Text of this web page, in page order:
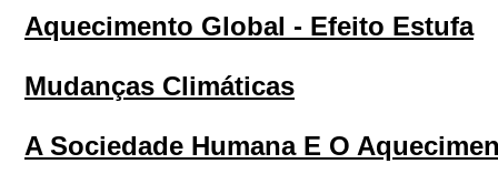
Aquecimento Global - Efeito Estufa
Mudanças Climáticas
A Sociedade Humana E O